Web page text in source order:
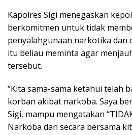
Kapolres Sigi menegaskan
berkomitmen untuk tidak
penyalahgunaan narkotika dan
itu beliau meminta agar
tersebut.
“Kita sama-sama ketahui telah
korban akibat narkoba. Saya
Sigi, mampu mengatakan
Narkoba dan secara bersama